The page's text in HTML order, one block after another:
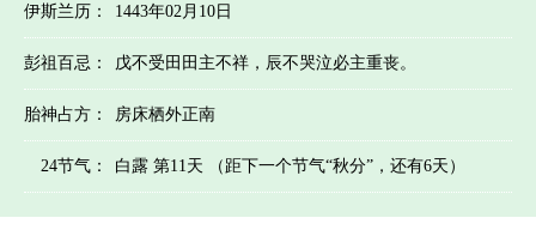
伊斯兰历： 1443年02月10日
彭祖百忌： 戊不受田田主不祥，辰不哭泣必主重丧。
胎神占方： 房床栖外正南
24节气： 白露 第11天 （距下一个节气“秋分”，还有6天）